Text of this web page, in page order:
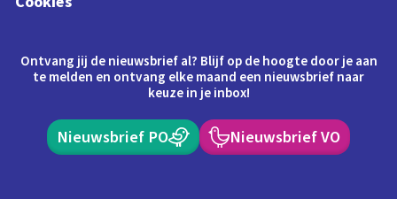
Ontvang jij de nieuwsbrief al? Blijf op de hoogte door je aan
te melden en ontvang elke maand een nieuwsbrief naar
keuze in je inbox!
Nieuwsbrief PO Nieuwsbrief VO